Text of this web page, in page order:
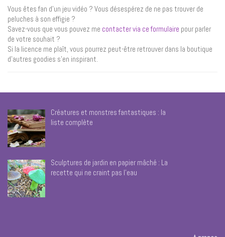
Vous êtes fan d’un jeu vidéo ? Vous désespérez de ne pas trouver de
peluches à son effigie ?
Savez-vous que vous pouvez me contacter via ce formulaire pour parler
de votre souhait ?
Si la licence me plaît, vous pourrez peut-être retrouver dans la boutique
d’autres goodies s’en inspirant.
Créatures et monstres fantastiques : la
liste complète
Sculptures de jardin en papier mâché : La
recette qui ne craint pas l’eau